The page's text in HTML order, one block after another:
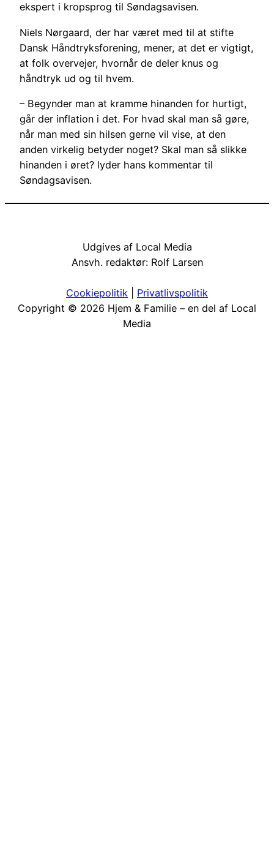
ekspert i kropsprog til Søndagsavisen.
Niels Nørgaard, der har været med til at stifte
Dansk Håndtryksforening, mener, at det er vigtigt,
at folk overvejer, hvornår de deler knus og
håndtryk ud og til hvem.
– Begynder man at kramme hinanden for hurtigt,
går der inflation i det. For hvad skal man så gøre,
når man med sin hilsen gerne vil vise, at den
anden virkelig betyder noget? Skal man så slikke
hinanden i øret? lyder hans kommentar til
Søndagsavisen.
Udgives af Local Media
Ansvh. redaktør: Rolf Larsen
Cookiepolitik Privatlivspolitik
Copyright © 2026 Hjem & Familie – en del af Local
Media